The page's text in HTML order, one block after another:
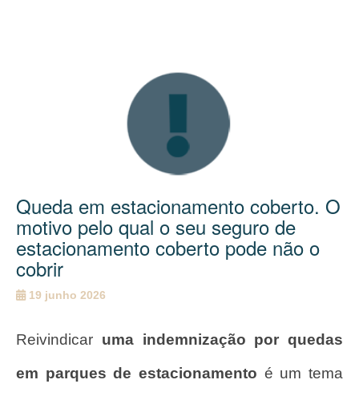
Queda em estacionamento coberto. O
motivo pelo qual o seu seguro de
estacionamento coberto pode não o
cobrir
19 junho 2026
Reivindicar uma indemnização por quedas
em parques de estacionamento é um tema